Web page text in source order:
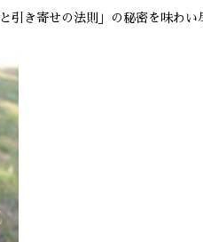
き寄せの法則」の秘密を味わい